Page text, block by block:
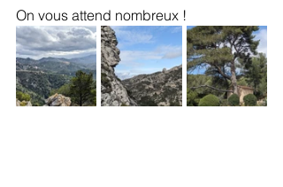
On vous attend nombreux !